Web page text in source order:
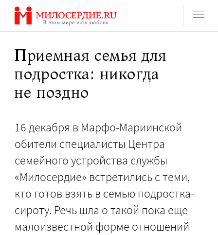
Перейти
содержанию
Приемная семья для
подростка: никогда
не поздно
16 декабря в Марфо-Мариинской
обители специалисты Центра
семейного устройства службы
«Милосердие» встретились с теми,
кто готов взять в семью подростка-
сироту. Речь шла о такой пока еще
малоизвестной форме отношений